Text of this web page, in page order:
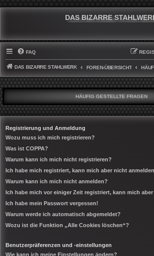
DAS BIZARRE
FAQ
DAS BIZARRE STAHLWERK FOREN-ÜBERSICHT
HÄUFIG GESTELLTE FRAGEN
Registrierung und Anmeldung
Wozu muss ich mich registrieren?
Was ist COPPA?
Warum kann ich mich nicht registrieren?
Ich habe mich registriert, kann mich aber nicht
Warum kann ich mich nicht anmelden?
Ich habe mich vor einiger Zeit registriert, kann mich
Ich habe mein Passwort vergessen!
Warum werde ich automatisch abgemeldet?
Wozu ist die Funktion „Alle Cookies löschen“?
Benutzerpräferenzen und -einstellungen
Wie kann ich meine Einstellungen ändern?